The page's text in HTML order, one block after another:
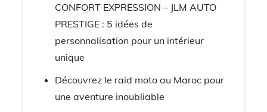
CONFORT EXPRESSION – JLM AUTO
PRESTIGE : 5 idées de
personnalisation pour un intérieur
unique
Découvrez le raid moto au Maroc pour
une aventure inoubliable